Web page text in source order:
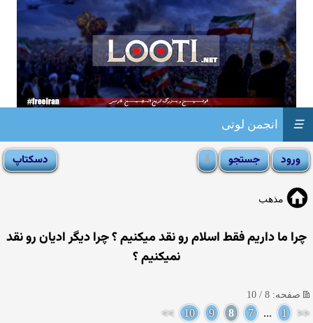
انجمن لوتی ☰
مذهب
چرا ما داریم فقط اسلام رو نقد میكنیم ؟ چرا دیگر ادیان رو نقد
نمیكنیم ؟
صفحه: 8 / 10
<<
1
...
7
8
9
10
>>